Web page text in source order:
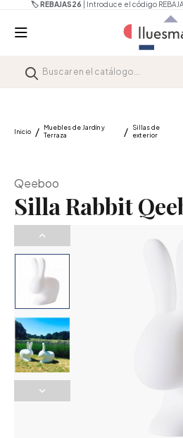
🏷️ REBAJAS26 | Introduce el código
Inicio
Muebles de Jardín y
Terraza
Sillas de
exterior
Qeeboo
Silla Rabbit